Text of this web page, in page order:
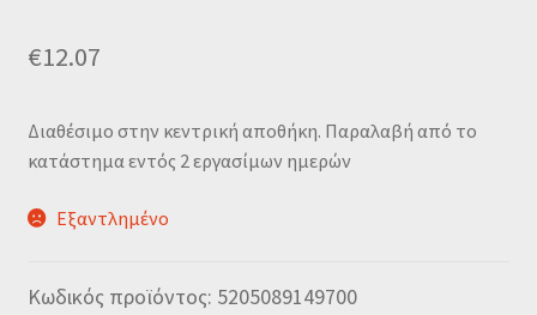
€12.07
Διαθέσιμο στην κεντρική αποθήκη. Παραλαβή από το
κατάστημα εντός 2 εργασίμων ημερών
Εξαντλημένο
Κωδικός προϊόντος: 5205089149700